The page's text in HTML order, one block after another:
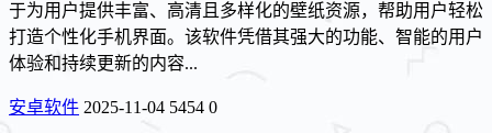
于为用户提供丰富、高清且多样化的壁纸资源，帮助用户轻松
打造个性化手机界面。该软件凭借其强大的功能、智能的用户
体验和持续更新的内容...
安卓软件 2025-11-04 5454 0